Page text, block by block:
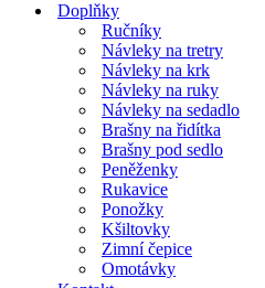
Doplňky
Ručníky
Návleky na tretry
Návleky na krk
Návleky na ruky
Návleky na sedadlo
Brašny na řidítka
Brašny pod sedlo
Peněženky
Rukavice
Ponožky
Kšiltovky
Zimní čepice
Omotávky